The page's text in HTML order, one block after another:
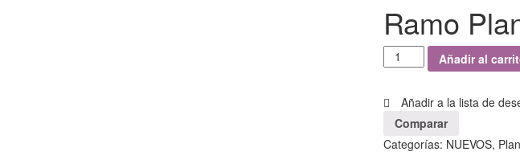
Ramo
Añadir al
Añadir a la lista de
Comparar
Categorías: NUEVOS,